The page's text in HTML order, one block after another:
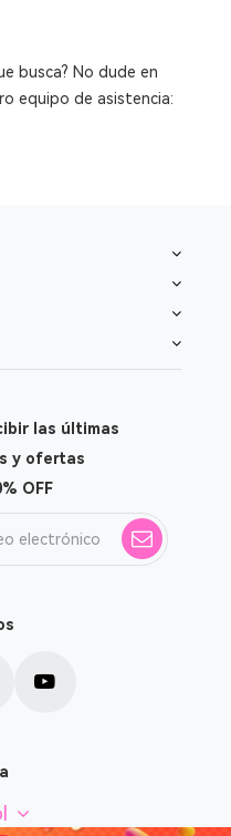
busca? No dude en
equipo de asistencia:
las últimas
y ofertas
OFF